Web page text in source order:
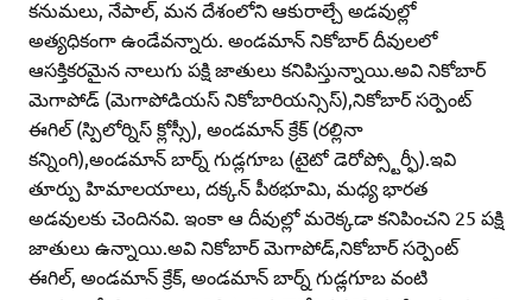
కనుమలు, నేపాల్‌, మన దేశంలోని ఆకురాల్చే అడవుల్లో
అత్యధికంగా ఉండేవన్నారు. అండమాన్‌ నికోబార్‌ దీవులలో
ఆసక్తికరమైన నాలుగు పక్షి జాతులు కనిపిస్తున్నాయి.అవి నికోబార్‌
మెగాపోడ్‌ (మెగాపోడియస్‌ నికోబారియన్సిస్‌),నికోబార్‌ సర్పెంట్‌
ఈగిల్‌ (స్పిలోర్నిస్‌ క్లోస్సీ), అండమాన్‌ క్రేక్‌ (రల్లినా
కన్నింగి),అండమాన్‌ బార్న్‌ గుడ్లగూబ (టైటో డెరోప్స్టోర్ఫీ).ఇవి
తూర్పు హిమాలయాలు, దక్కన్‌ పీఠభూమి, మధ్య భారత
అడవులకు చెందినవి. ఇంకా ఆ దీవుల్లో మరెక్కడా కనిపించని 25 పక్షి
జాతులు ఉన్నాయి.అవి నికోబార్‌ మెగాపోడ్‌,నికోబార్‌ సర్పెంట్‌
ఈగిల్‌, అండమాన్‌ క్రేక్‌, అండమాన్‌ బార్న్‌ గుడ్లగూబ వంటి